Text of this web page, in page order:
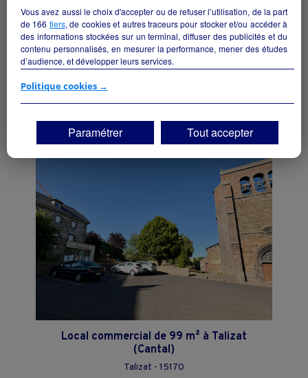
Epicerie multiservice, tabac, presse, FdJ,
Relais Poste, etc. (Murs et fonds, et
Paulhac - 15430
Alimentation particulier
Local commercial de 99 m² à Talizat
(Cantal)
Talizat - 15170
Vous avez aussi le choix d'accepter ou de refuser l’utilisation, de la part
de 166 tiers, de cookies et autres traceurs pour stocker et/ou accéder à
des informations stockées sur un terminal, diffuser des publicités et du
contenu personnalisés, en mesurer la performance, mener des études
d’audience, et développer leurs services.
Si vous continuez sans accepter, les fonctionnalités liées à la
vos centres d'intérêt. Seuls lescookies/traceurs techniquesseront
déposés et lus sur votre terminal.
Vous pouvez exprimer vos choix en cliquant sur "Tout accepter",
"Continuer sans accepter" ou "Paramétrer", et les modifier à tout
moment en cliquant sur le lien "Paramétrez vos choix" situé en bas de
page.
Politique cookies →
Paramétrer Tout accepter